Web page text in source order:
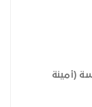
(أمينة